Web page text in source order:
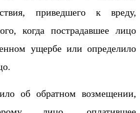
приведшего к вреду,
когда пострадавшее лицо
ущербе или определило
об обратном возмещении,